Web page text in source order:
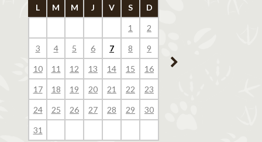
L M M J V S D
1 2
3 4 5 6 7 8 9
10 11 12 13 14 15 16
17 18 19 20 21 22 23
24 25 26 27 28 29 30
31
14